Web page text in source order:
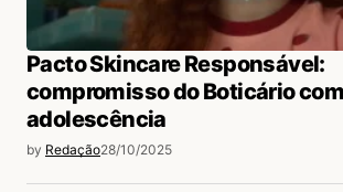
Pacto Skincare Responsável:
compromisso do Boticário
adolescência
by Redação28/10/2025